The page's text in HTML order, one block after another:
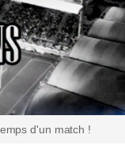
d'un match !